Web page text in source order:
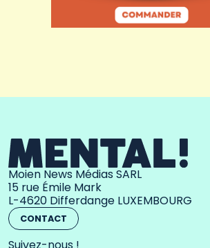
Moien News Médias SARL
15 rue Émile Mark
L-4620 Differdange LUXEMBOURG
CONTACT
Suivez-nous !